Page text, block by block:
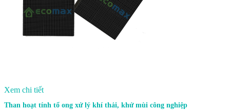
Xem chi tiết
Than hoạt tính tổ ong xử lý khí thải, khử mùi công nghiệp